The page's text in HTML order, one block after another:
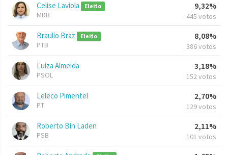
Celise Laviola Eleito
MDB
9,32%
445 votos
Braulio Braz Eleito
PTB
8,08%
386 votos
Luiza Almeida
PSOL
3,18%
152 votos
Leleco Pimentel
PT
2,70%
129 votos
Roberto Bin Laden
PSB
2,11%
101 votos